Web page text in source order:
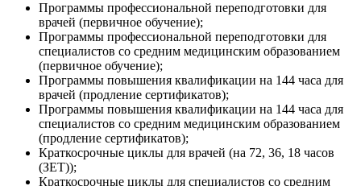
Программы профессиональной переподготовки для
врачей (первичное обучение);
Программы профессиональной переподготовки для
специалистов со средним медицинским образованием
(первичное обучение);
Программы повышения квалификации на 144 часа для
врачей (продление сертификатов);
Программы повышения квалификации на 144 часа для
специалистов со средним медицинским образованием
(продление сертификатов);
Краткосрочные циклы для врачей (на 72, 36, 18 часов
(ЗЕТ));
Краткосрочные циклы для специалистов со средним